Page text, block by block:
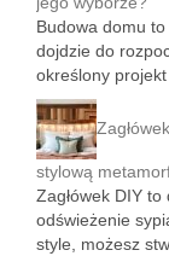
Budowa domu
dojdzie do
określony
stylową
Zagłówek DIY
odświeżenie
style, możesz